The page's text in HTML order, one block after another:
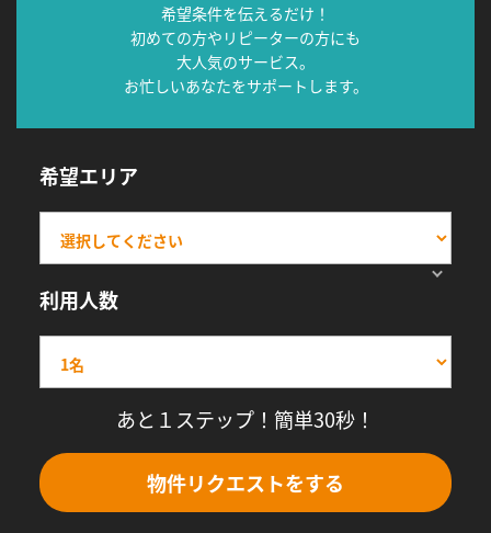
希望条件を伝えるだけ！
初めての方やリピーターの方にも
大人気のサービス。
お忙しいあなたをサポートします。
希望エリア
利用人数
あと１ステップ！簡単30秒！
物件リクエストをする